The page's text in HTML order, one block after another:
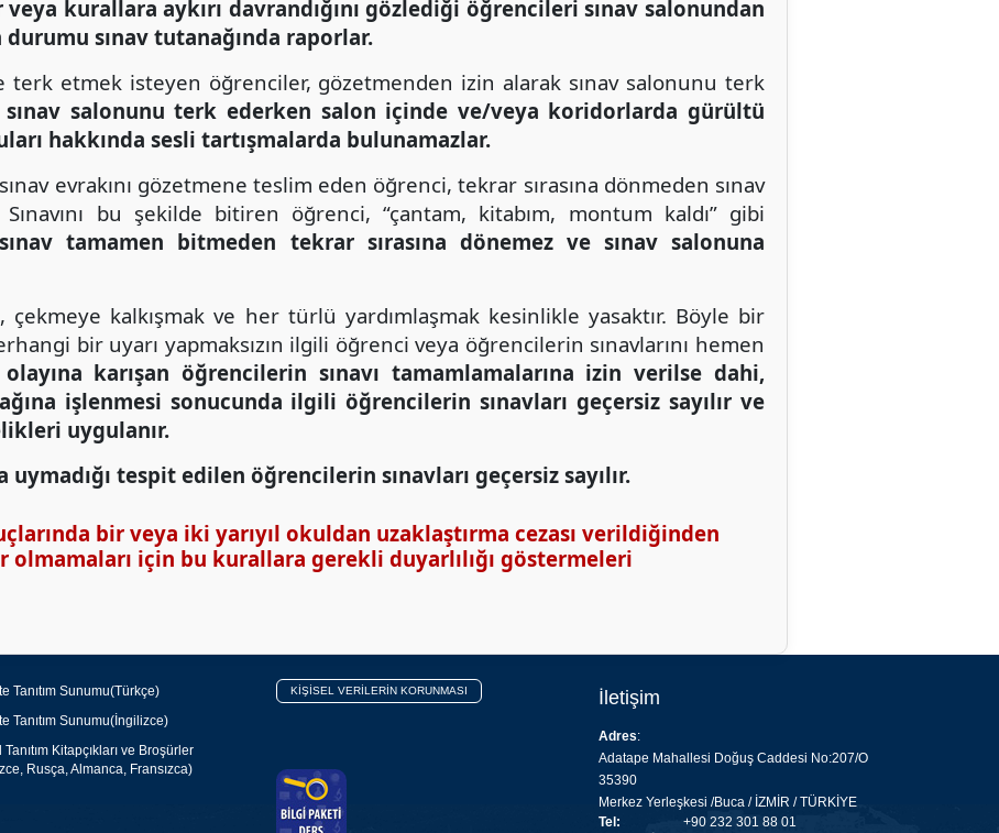
kurallara aykırı davrandığını gözlediği öğrencileri sınav salonundan
sınav tutanağında raporlar.
terk etmek isteyen öğrenciler, gözetmenden izin alarak sınav salonunu terk
sınav salonunu terk ederken salon içinde ve/veya koridorlarda gürültü
hakkında sesli tartışmalarda bulunamazlar.
sınav evrakını gözetmene teslim eden öğrenci, tekrar sırasına dönmeden sınav
Sınavını bu şekilde bitiren öğrenci, “çantam, kitabım, montum kaldı” gibi
sınav tamamen bitmeden tekrar sırasına dönemez ve sınav salonuna
çekmeye kalkışmak ve her türlü yardımlaşmak kesinlikle yasaktır. Böyle bir
bir uyarı yapmaksızın ilgili öğrenci veya öğrencilerin sınavlarını hemen
karışan öğrencilerin sınavı tamamlamalarına izin verilse dahi,
işlenmesi sonucunda ilgili öğrencilerin sınavları geçersiz sayılır ve
uygulanır.
uymadığı tespit edilen öğrencilerin sınavları geçersiz sayılır.
bir veya iki yarıyıl okuldan uzaklaştırma cezası verildiğinden
için bu kurallara gerekli duyarlılığı göstermeleri
Tanıtım Sunumu(Türkçe)
Tanıtım Sunumu(İngilizce)
Kitapçıkları ve Broşürler
Rusça, Almanca, Fransızca)
KİŞİSEL VERİLERİN KORUNMASI İletişim
Adres:
Adatape Mahallesi Doğuş Caddesi No:207/O
35390
Merkez Yerleşkesi /Buca / İZMİR / TÜRKİYE
Tel:
+90 232 301 88 01